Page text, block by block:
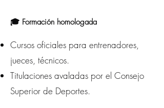
🎓 Formación homologada
Cursos oficiales para entrenadores,
jueces, técnicos.
Titulaciones avaladas por el Consejo
Superior de Deportes.